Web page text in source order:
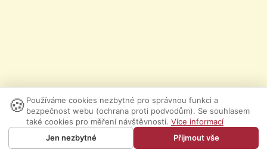
🍪 Používáme cookies nezbytné pro správnou funkci a
bezpečnost webu (ochrana proti podvodům). Se souhlasem
také cookies pro měření návštěvnosti. Více informací
Jen nezbytné
Přijmout vše